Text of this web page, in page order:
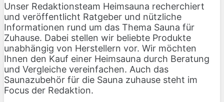
Unser Redaktionsteam Heimsauna recherchiert
und veröffentlicht Ratgeber und nützliche
Informationen rund um das Thema Sauna für
Zuhause. Dabei stellen wir beliebte Produkte
unabhängig von Herstellern vor. Wir möchten
Ihnen den Kauf einer Heimsauna durch Beratung
und Vergleiche vereinfachen. Auch das
Saunazubehör für die Sauna zuhause steht im
Focus der Redaktion.